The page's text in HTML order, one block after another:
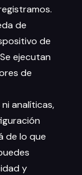
de
de
ejecutan
de
analíticas,
de lo que
y